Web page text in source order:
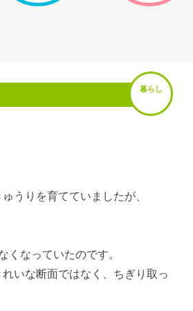
暮らし
うりを育てていましたが、
くなっていたのです。
いな断面ではなく、ちぎり取っ